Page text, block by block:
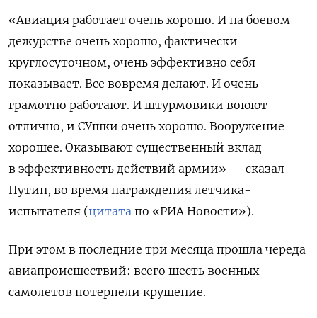
«Авиация работает очень хорошо. И на боевом
дежурстве очень хорошо, фактически
круглосуточном, очень эффективно себя
показывает. Все вовремя делают. И очень
грамотно работают. И штурмовики воюют
отлично, и СУшки очень хорошо. Вооружение
хорошее. Оказывают существенный вклад
в эффективность действий армии» — сказал
Путин, во время награждения летчика-
испытателя (цитата по «РИА Новости»).
При этом в последние три месяца прошла череда
авиапроисшествий: всего шесть военных
самолетов потерпели крушение.